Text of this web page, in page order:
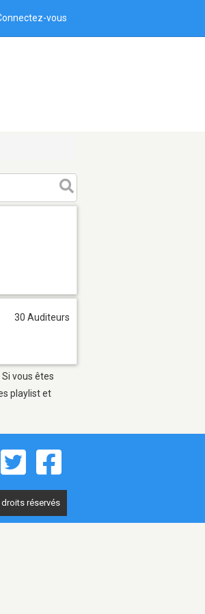
vous
30 Auditeurs
vous êtes
playlist et
réservés